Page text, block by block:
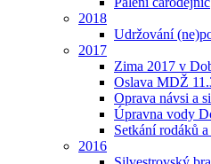
2018
Udržování
2017
Zima 2017 v
Oslava MDŽ
Oprava návsi a
Úpravna vody
Setkání rodáků
2016